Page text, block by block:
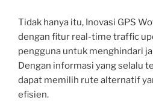
Tidak hanya itu, Inovasi GPS
dengan fitur real-time traffic
pengguna untuk menghindari
Dengan informasi yang selalu
dapat memilih rute alternatif
efisien.